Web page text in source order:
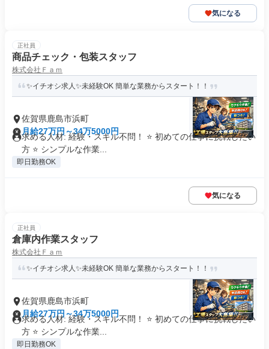
気になる
正社員
商品チェック・包装スタッフ
株式会社Ｆａｍ
✨イチオシ求人✨未経験OK 簡単な業務からスタート！！
佐賀県鹿島市浜町
月給27万円～34万5000円
求める人材: 経験・スキル不問！ ⭐ 初めての仕事に挑戦したい
方 ⭐ シンプルな作業...
即日勤務OK
気になる
正社員
倉庫内作業スタッフ
株式会社Ｆａｍ
✨イチオシ求人✨未経験OK 簡単な業務からスタート！！
佐賀県鹿島市浜町
月給27万円～34万5000円
求める人材: 経験・スキル不問！ ⭐ 初めての仕事に挑戦したい
方 ⭐ シンプルな作業...
即日勤務OK